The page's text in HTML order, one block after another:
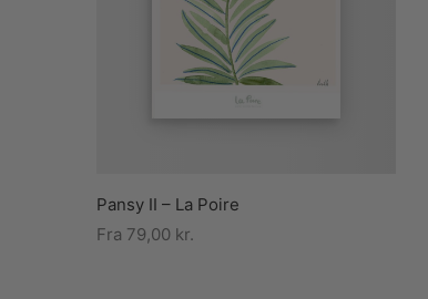
Pansy II – La Poire
Fra 79,00 kr.